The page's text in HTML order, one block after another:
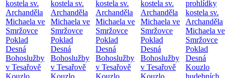
kostela sv.
Archanděla
Michaela ve
Smržovce
Poklad
Desná
Bohoslužby
v Tesařově
kostela sv.
Archanděla
Michaela ve
Smržovce
Poklad
Desná
Bohoslužby
v Tesařově
kostela sv.
Archanděla
Michaela ve
Smržovce
Poklad
Desná
Bohoslužby
v Tesařově
kostela sv.
Archanděla
Michaela ve
Smržovce
Poklad
Desná
Bohoslužby
v Tesařově
prohlídky
kostela sv.
Archanděla
Michaela ve
Smržovce
Poklad
Desná
Kouzlo